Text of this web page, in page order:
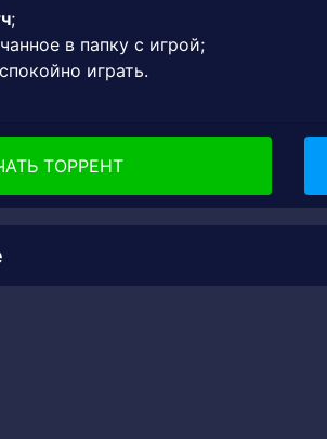
;
в папку с игрой;
играть.
ТОРРЕНТ